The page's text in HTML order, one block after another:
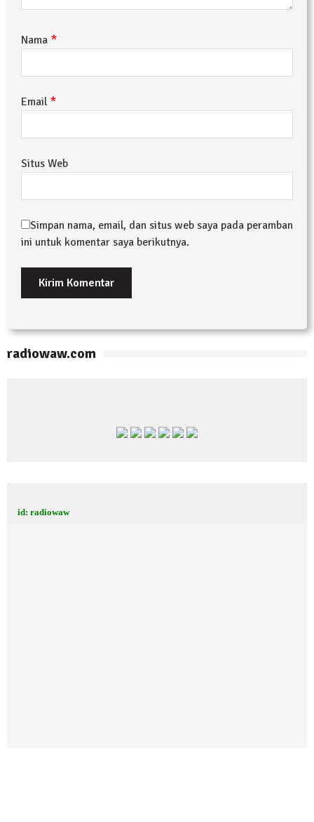
Nama *
Email *
Situs Web
Simpan nama, email, dan situs web saya pada peramban
ini untuk komentar saya berikutnya.
radiowaw.com
id: radiowaw